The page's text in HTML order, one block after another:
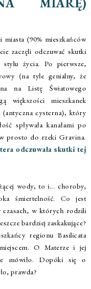
miasta (90% mieszkańców
zaczęli odczuwać skutki
życia. Po pierwsze,
(na tyle genialny, że
na Listę Światowego
większości mieszkanek
(antyczna cysterna), który
spływała kanałami po
prosto do rzeki Gravina.
odczuwała skutki tej
wody, to i... choroby,
śmiertelność. Co jest
czasach, w których rodzili
bardziej zaskakujące?
regionu Basilicata
O Materze i jej
mówiło. Dopóki się o
prawda?